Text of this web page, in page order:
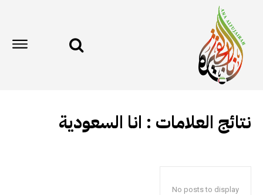
نتائج العلامات : انا السعودية
No posts to display